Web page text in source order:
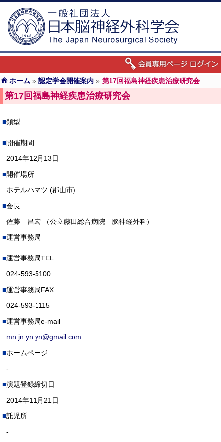
ホーム » 認定学会開催案内 » 第17回福島神経疾患治療研究会
第17回福島神経疾患治療研究会
類型
開催期間
2014年12月13日
開催場所
ホテルハマツ (郡山市)
会長
佐藤 昌宏 （公立藤田総合病院 脳神経外科）
運営事務局
運営事務局TEL
024-593-5100
運営事務局FAX
024-593-1115
運営事務局e-mail
mn.jn.yn.yn@gmail.com
ホームページ
-
演題登録締切日
2014年11月21日
託児所
-